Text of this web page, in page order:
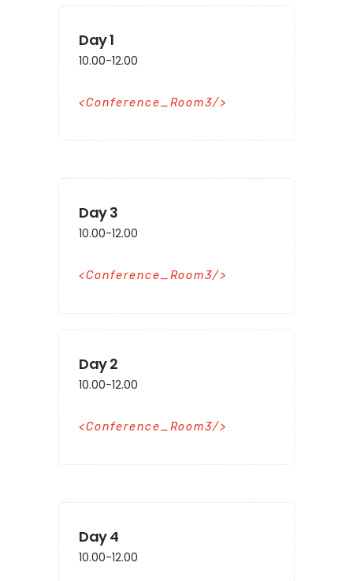
Day 1
10.00-12.00
Conference_Room3
Day 3
10.00-12.00
Conference_Room3
Day 2
10.00-12.00
Conference_Room3
Day 4
10.00-12.00